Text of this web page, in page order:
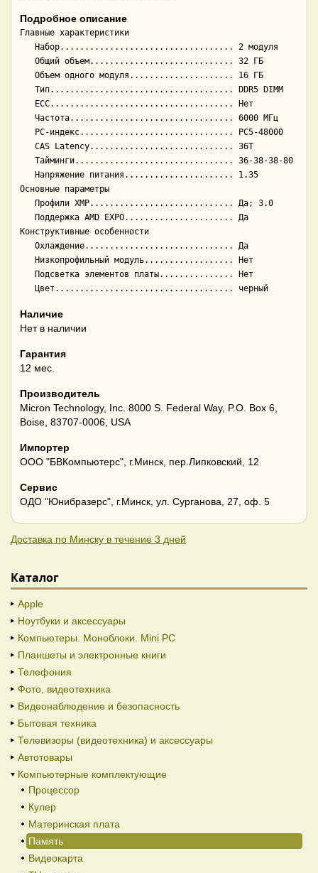
Подробное описание
Главные характеристики
Основные параметры
Конструктивные особенности
Наличие
Нет в наличии
Гарантия
12 мес.
Производитель
Micron Technology, Inc. 8000 S. Federal Way, P.O. Box 6,
Boise, 83707-0006, USA
Импортер
ООО "БВКомпьютерс", г.Минск, пер.Липковский, 12
Сервис
ОДО "Юнибразерс", г.Минск, ул. Сурганова, 27, оф. 5
Доставка по Минску в течение 3 дней
Каталог
Apple
Ноутбуки и аксессуары
Компьютеры. Моноблоки. Mini PC
Планшеты и электронные книги
Телефония
Фото, видеотехника
Видеонаблюдение и безопасность
Бытовая техника
Телевизоры (видеотехника) и аксессуары
Автотовары
Компьютерные комплектующие
Процессор
Кулер
Материнская плата
Память
Видеокарта